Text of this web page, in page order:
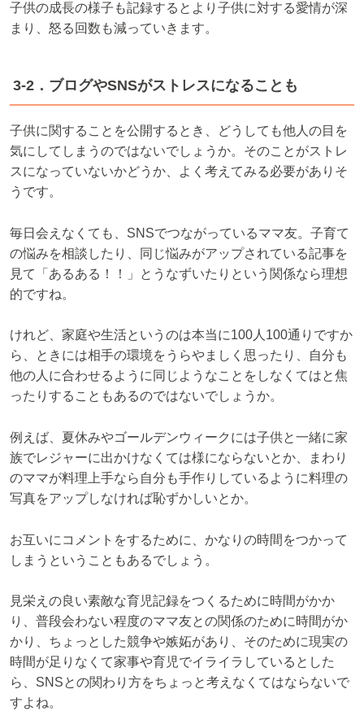
子供の成長の様子も記録するとより子供に対する愛情が深
まり、怒る回数も減っていきます。
3-2．ブログやSNSがストレスになることも
子供に関することを公開するとき、どうしても他人の目を
気にしてしまうのではないでしょうか。そのことがストレ
スになっていないかどうか、よく考えてみる必要がありそ
うです。
毎日会えなくても、SNSでつながっているママ友。子育て
の悩みを相談したり、同じ悩みがアップされている記事を
見て「あるある！！」とうなずいたりという関係なら理想
的ですね。
けれど、家庭や生活というのは本当に100人100通りですか
ら、ときには相手の環境をうらやましく思ったり、自分も
他の人に合わせるように同じようなことをしなくてはと焦
ったりすることもあるのではないでしょうか。
例えば、夏休みやゴールデンウィークには子供と一緒に家
族でレジャーに出かけなくては様にならないとか、まわり
のママが料理上手なら自分も手作りしているように料理の
写真をアップしなければ恥ずかしいとか。
お互いにコメントをするために、かなりの時間をつかって
しまうということもあるでしょう。
見栄えの良い素敵な育児記録をつくるために時間がかか
り、普段会わない程度のママ友との関係のために時間がか
かり、ちょっとした競争や嫉妬があり、そのために現実の
時間が足りなくて家事や育児でイライラしているとした
ら、SNSとの関わり方をちょっと考えなくてはならないで
すよね。